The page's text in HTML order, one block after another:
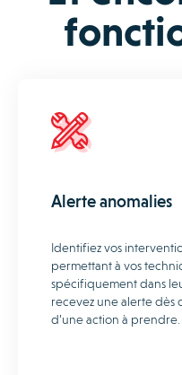
Alerte anomalies
Identifiez vos
permettant à vos
spécifiquement dans
recevez une alerte dès
d’une action à prendre.